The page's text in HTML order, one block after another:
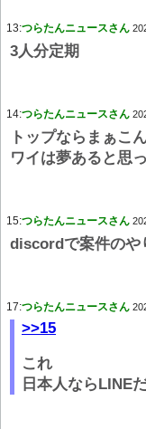
13:つらたんニュースさん
3人分定期
14:つらたんニュースさん
トップならまぁこ
ワイは夢あると思
15:つらたんニュースさん
discordで案件のや
17:つらたんニュースさん
>>15
これ
日本人ならLINE